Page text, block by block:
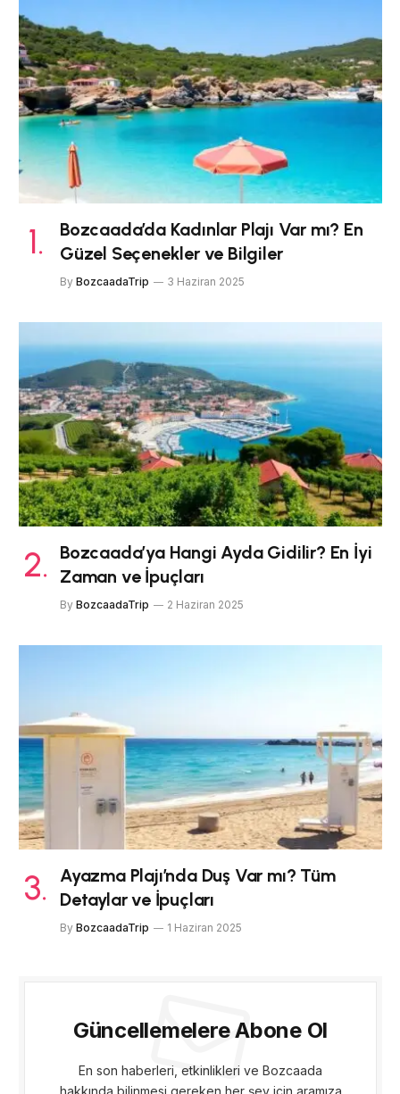
Bozcaada’da Kadınlar Plajı Var mı? En
Güzel Seçenekler ve Bilgiler
By BozcaadaTrip 3 Haziran 2025
Bozcaada’ya Hangi Ayda Gidilir? En İyi
Zaman ve İpuçları
By BozcaadaTrip 2 Haziran 2025
Ayazma Plajı’nda Duş Var mı? Tüm
Detaylar ve İpuçları
By BozcaadaTrip 1 Haziran 2025
Güncellemelere Abone Ol
En son haberleri, etkinlikleri ve Bozcaada
hakkında bilinmesi gereken her şey için aramıza